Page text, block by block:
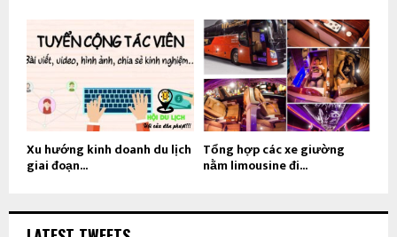
Xu hướng kinh doanh du lịch
giai đoạn...
Tổng hợp các xe giường
nằm limousine đi...